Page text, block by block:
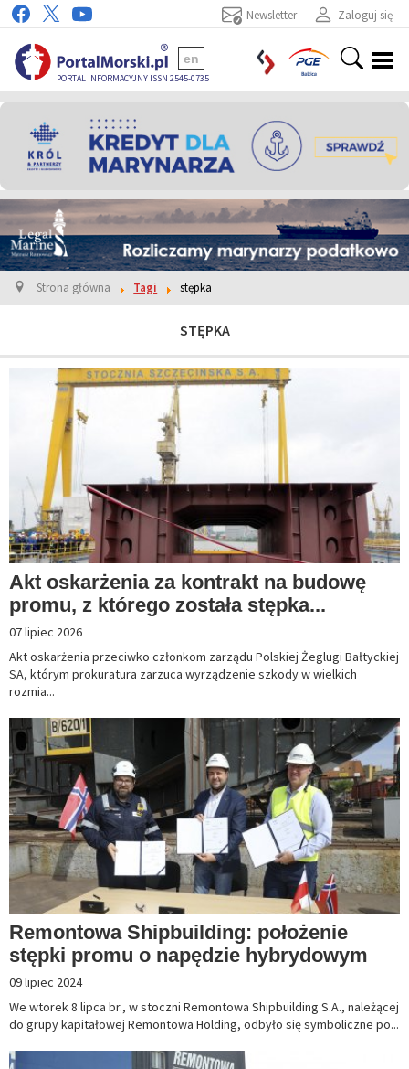
Zaloguj się
Newsletter
PORTAL INFORMACYJNY ISSN 2545-0735
en
Strona główna Tagi stępka
STĘPKA
Akt oskarżenia za kontrakt na budowę
promu, z którego została stępka...
07 lipiec 2026
Akt oskarżenia przeciwko członkom zarządu Polskiej Żeglugi Bałtyckiej
SA, którym prokuratura zarzuca wyrządzenie szkody w wielkich
rozmia...
Remontowa Shipbuilding: położenie
stępki promu o napędzie hybrydowym
09 lipiec 2024
We wtorek 8 lipca br., w stoczni Remontowa Shipbuilding S.A., należącej
do grupy kapitałowej Remontowa Holding, odbyło się symboliczne po...